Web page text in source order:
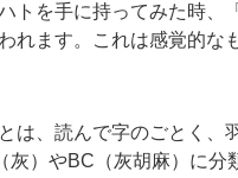
トを手に持ってみた時、
れます。これは感覚的な
は、読んで字のごとく、
）やBC（灰胡麻）に分